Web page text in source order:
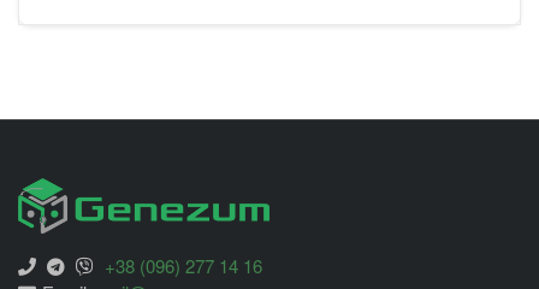
+38 (096) 277 14 16